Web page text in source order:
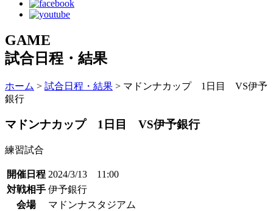
GAME
試合日程・結果
ホーム > 試合日程・結果 > マドンナカップ 1日目 VS伊予
銀行
マドンナカップ 1日目 VS伊予銀行
練習試合
開催日程 2024/3/13 11:00
対戦相手 伊予銀行
会場
マドンナスタジアム